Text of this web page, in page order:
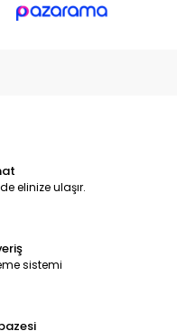
elinize ulaşır.
sistemi